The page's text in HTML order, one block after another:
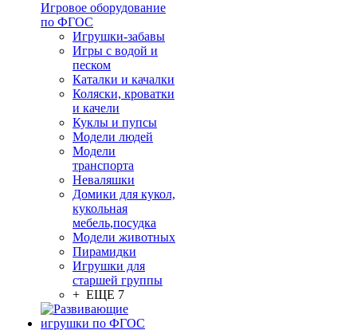
Игровое оборудование
по ФГОС
Игрушки-забавы
Игры с водой и
песком
Каталки и качалки
Коляски, кроватки
и качели
Куклы и пупсы
Модели людей
Модели
транспорта
Неваляшки
Домики для кукол,
кукольная
мебель,посудка
Модели животных
Пирамидки
Игрушки для
старшей группы
+ ЕЩЕ 7